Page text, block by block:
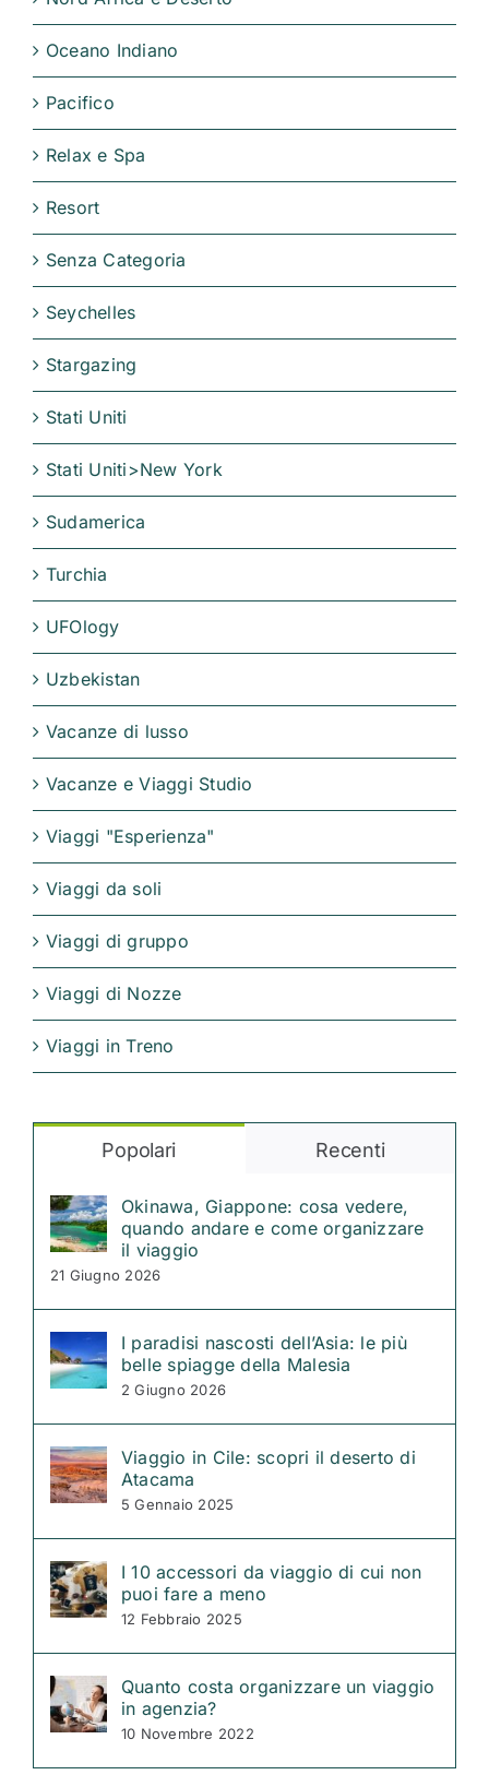
Oceano Indiano
Pacifico
Relax e Spa
Resort
Senza Categoria
Seychelles
Stargazing
Stati Uniti
Stati Uniti>New York
Sudamerica
Turchia
UFOlogy
Uzbekistan
Vacanze di lusso
Vacanze e Viaggi Studio
Viaggi "Esperienza"
Viaggi da soli
Viaggi di gruppo
Viaggi di Nozze
Viaggi in Treno
Popolari Recenti
Okinawa, Giappone: cosa vedere,
quando andare e come organizzare
il viaggio
21 Giugno 2026
I paradisi nascosti dell’Asia: le più
belle spiagge della Malesia
2 Giugno 2026
Viaggio in Cile: scopri il deserto di
Atacama
5 Gennaio 2025
I 10 accessori da viaggio di cui non
puoi fare a meno
12 Febbraio 2025
Quanto costa organizzare un viaggio
in agenzia?
10 Novembre 2022